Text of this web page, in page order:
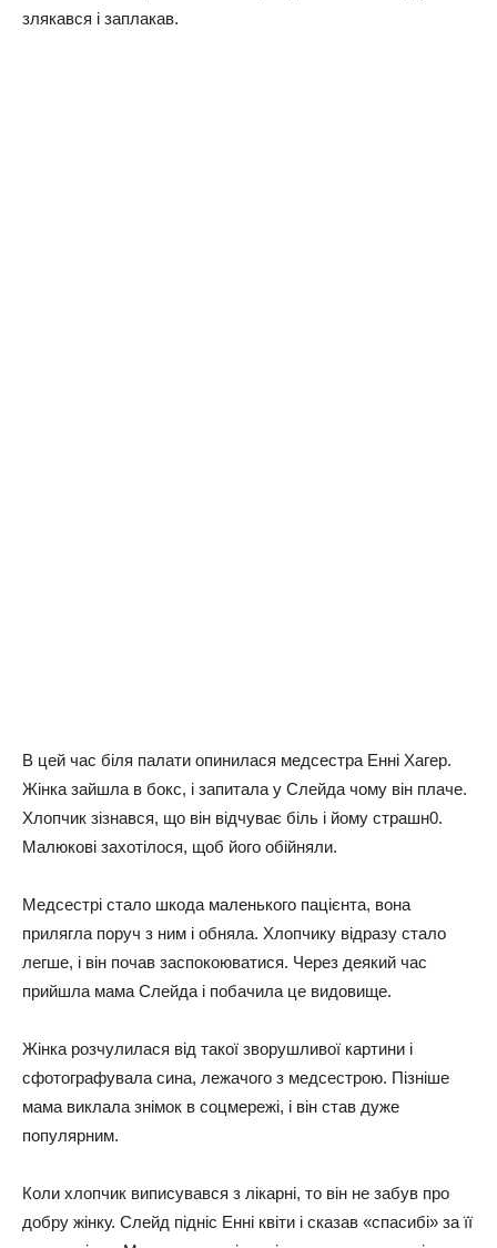
злякався і заплакав.
В цей час біля палати опинилася медсестра Енні Хагер.
Жінка зайшла в бокс, і запитала у Слейда чому він плаче.
Хлопчик зізнався, що він відчуває біль і йому страшн0.
Малюкові захотілося, щоб його обійняли.
Медсестрі стало шкода маленького пацієнта, вона
прилягла поруч з ним і обняла. Хлопчику відразу стало
легше, і він почав заспокоюватися. Через деякий час
прийшла мама Слейда і побачила це видовище.
Жінка розчулилася від такої зворушливої ​​картини і
сфотографувала сина, лежачого з медсестрою. Пізніше
мама виклала знімок в соцмережі, і він став дуже
популярним.
Коли хлопчик виписувався з лікарні, то він не забув про
добру жінку. Слейд підніс Енні квіти і сказав «спасибі» за її